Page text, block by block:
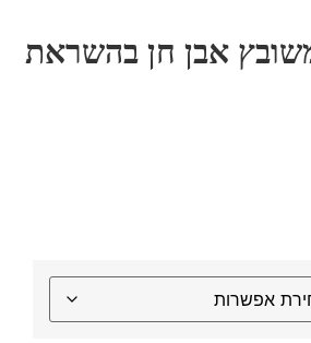
אבן חן בהשראת